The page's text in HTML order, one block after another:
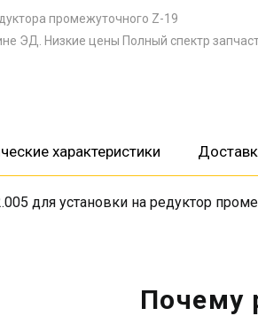
промежуточного Z-19
ЭД. Низкие цены Полный спектр
характеристики
для установки на редуктор
Почему